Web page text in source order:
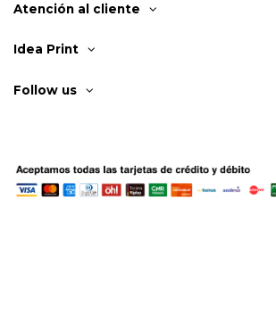
Atención al cliente
Idea Print
Follow us